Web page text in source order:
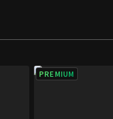
PREMIUM